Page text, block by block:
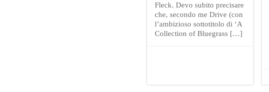
Fleck. Devo subito precisare
che, secondo me Drive (con
l’ambizioso sottotitolo di ‘A
Collection of Bluegrass […]